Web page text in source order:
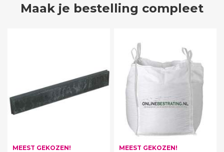
Maak je bestelling compleet
MEEST GEKOZEN! MEEST GEKOZEN!